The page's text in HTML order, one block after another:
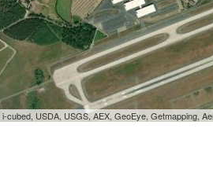
USDA, USGS, AEX, GeoEye, Getmapping,